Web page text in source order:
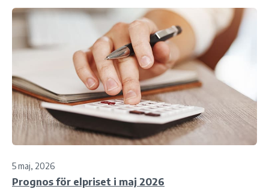
5 maj, 2026
Prognos för elpriset i maj 2026